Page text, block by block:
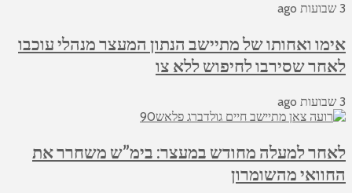
3 שבועות ago
אימו ואחותו של מתיישב הנתון המעצר מנהלי עוכבו
לאחר שסירבו לחיפוש ללא צו
3 שבועות ago
לאחר למעלה מחודש במעצר: בימ”ש משחרר את
החוואי מהשומרון